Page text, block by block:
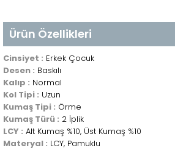
Ürün Özellikleri
Cinsiyet : Erkek Çocuk
Desen : Baskılı
Kalıp : Normal
Kol Tipi : Uzun
Kumaş Tipi : Örme
Kumaş Türü : 2 İplik
LCY : Alt Kumaş %10, Üst Kumaş %10
Materyal : LCY, Pamuklu